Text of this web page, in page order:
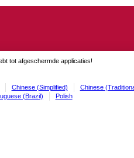
tot afgeschermde applicaties!
Chinese (Simplified) Chinese
(Brazil) Polish